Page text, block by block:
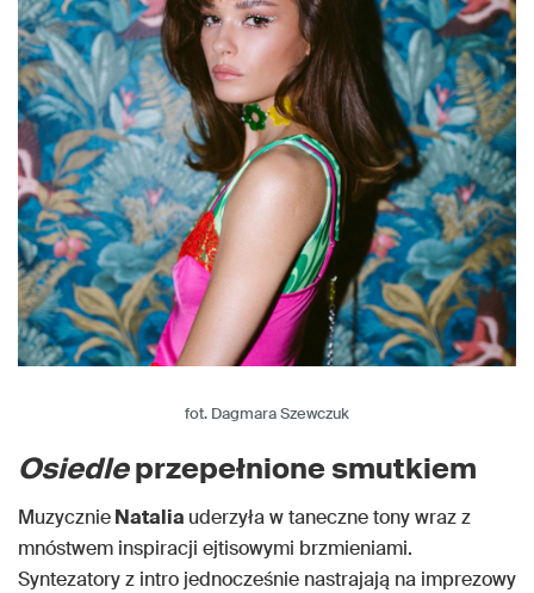
fot. Dagmara Szewczuk
Osiedleprzepełnione smutkiem
MuzycznieNatalia uderzyła w taneczne tony wraz z
mnóstwem inspiracji ejtisowymi brzmieniami.
Syntezatory z intro jednocześnie nastrajają na imprezowy